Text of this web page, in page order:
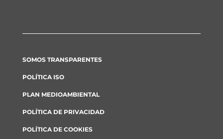
SOMOS TRANSPARENTES
POLÍTICA ISO
PLAN MEDIOAMBIENTAL
POLÍTICA DE PRIVACIDAD
POLÍTICA DE COOKIES